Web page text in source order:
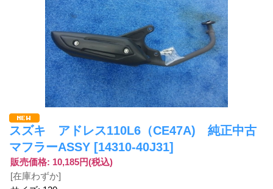
スズキ アドレス110L6（CE47A) 純正中古
マフラーASSY [14310-40J31]
販売価格: 10,185円(税込)
[在庫わずか]